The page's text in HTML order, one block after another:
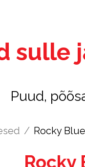
sulle
Puud,
/ Rocky
Rocky